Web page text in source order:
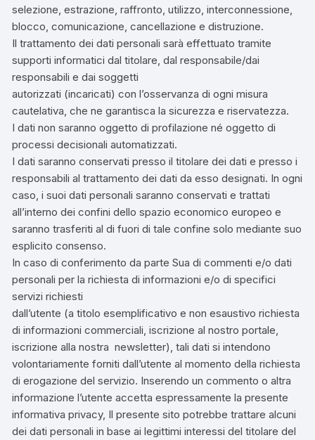
selezione, estrazione, raffronto, utilizzo, interconnessione,
blocco, comunicazione, cancellazione e distruzione.
Il trattamento dei dati personali sarà effettuato tramite
supporti informatici dal titolare, dal responsabile/dai
responsabili e dai soggetti
autorizzati (incaricati) con l’osservanza di ogni misura
cautelativa, che ne garantisca la sicurezza e riservatezza.
I dati non saranno oggetto di profilazione né oggetto di
processi decisionali automatizzati.
I dati saranno conservati presso il titolare dei dati e presso i
responsabili al trattamento dei dati da esso designati. In ogni
caso, i suoi dati personali saranno conservati e trattati
all’interno dei confini dello spazio economico europeo e
saranno trasferiti al di fuori di tale confine solo mediante suo
esplicito consenso.
In caso di conferimento da parte Sua di commenti e/o dati
personali per la richiesta di informazioni e/o di specifici
servizi richiesti
dall’utente (a titolo esemplificativo e non esaustivo richiesta
di informazioni commerciali, iscrizione al nostro portale,
iscrizione alla nostra newsletter), tali dati si intendono
volontariamente forniti dall’utente al momento della richiesta
di erogazione del servizio. Inserendo un commento o altra
informazione l’utente accetta espressamente la presente
informativa privacy, Il presente sito potrebbe trattare alcuni
dei dati personali in base ai legittimi interessi del titolare del